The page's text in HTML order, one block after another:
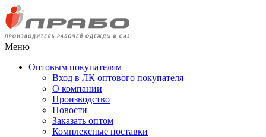
Меню
Оптовым покупателям
Вход в ЛК оптового покупателя
О компании
Производство
Новости
Заказать оптом
Комплексные поставки